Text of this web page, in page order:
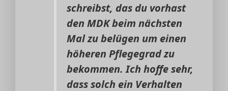
schreibst, das du vorhast
den MDK beim nächsten
Mal zu belügen um einen
höheren Pflegegrad zu
bekommen. Ich hoffe sehr,
dass solch ein Verhalten